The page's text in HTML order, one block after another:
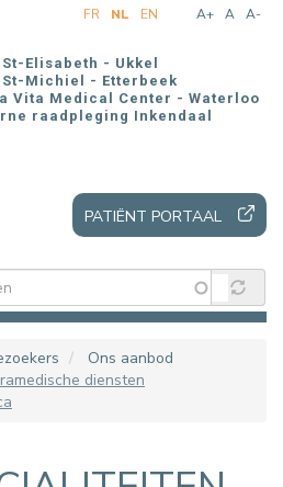
A+ A A-
FR NL EN
Elisabeth - Ukkel
St-Michiel - Etterbeek
Vita Medical Center - Waterloo
raadpleging Inkendaal
PATIËNT PORTAAL
Ons aanbod
diensten